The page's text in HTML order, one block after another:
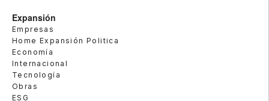
Expansión
Empresas
Home Expansión Politica
Economía
Internacional
Tecnología
Obras
ESG